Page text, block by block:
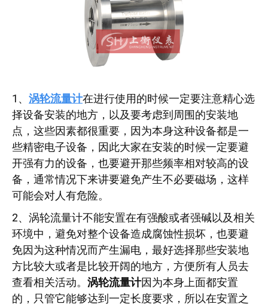
1、 涡轮流量计在进行使用的时候一定要注意精心选
择设备安装的地方，以及要考虑到周围的安装地
点，这些因素都很重要，因为本身这种设备都是一
些精密电子设备，因此大家在安装的时候一定要避
开强有力的设备，也要避开那些频率相对较高的设
备，通常情况下来讲要避免产生不必要磁场，这样
可能会对人有危险。
2、涡轮流量计不能安置在有强酸或者强碱以及相关
环境中，避免对整个设备造成腐蚀性损坏，也要避
免因为这种情况而产生漏电，最好选择那些安装地
方比较大或者是比较开阔的地方，方便所有人员去
查看相关活动。 涡轮流量计因为本身上面都安置
的，只管它能够达到一定长度要求，所以在安置之